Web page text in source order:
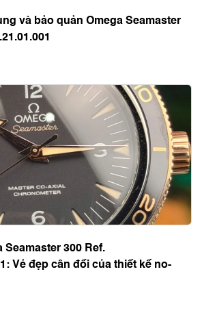
và bảo quản Omega Seamaster
Seamaster 300 Ref.
Vẻ đẹp cân đối của thiết kế no-